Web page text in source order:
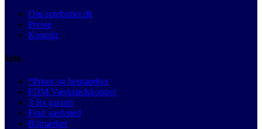
Om autobutler.dk
Presse
Kontakt
Info
*Priser og besparelser
FDM Værkstedskontrol
3 års garanti
Find værksted
Bilmærker